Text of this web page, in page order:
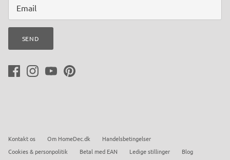
SEND
Kontakt os Om HomeDec.dk
Handelsbetingelser
Cookies & personpolitik
Betal med EAN Ledige stillinger
Blog